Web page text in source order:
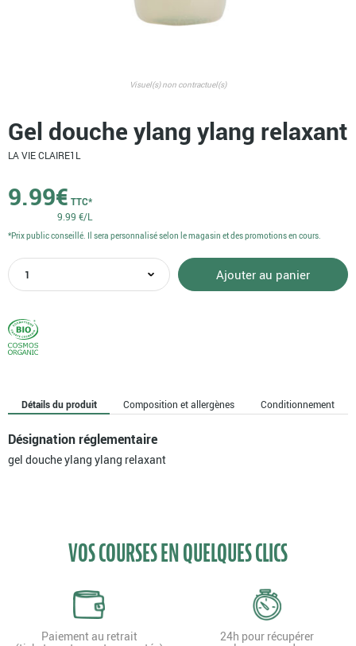
Visuel(s) non contractuel(s)
Gel douche ylang ylang relaxant
LA VIE CLAIRE1L
9.99€ TTC*
9.99 €/L
quantité
de
douche
ylang
ylang
Ajouter au panier
*Prix public conseillé. Il sera personnalisé selon le magasin et des promotions en cours.
Détails du produit Composition et allergènes Conditionnement
Désignation réglementaire
gel douche ylang ylang relaxant
VOS COURSES EN QUELQUES CLICS
Paiement au retrait 24h pour récupérer